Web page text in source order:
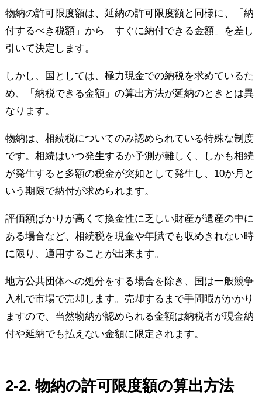
物納の許可限度額は、延納の許可限度額と同様に、「納
付するべき税額」から「すぐに納付できる金額」を差し
引いて決定します。
しかし、国としては、極力現金での納税を求めているた
め、「納税できる金額」の算出方法が延納のときとは異
なります。
物納は、相続税についてのみ認められている特殊な制度
です。相続はいつ発生するか予測が難しく、しかも相続
が発生すると多額の税金が突如として発生し、10か月と
いう期限で納付が求められます。
評価額ばかりが高くて換金性に乏しい財産が遺産の中に
ある場合など、相続税を現金や年賦でも収めきれない時
に限り、適用することが出来ます。
地方公共団体への処分をする場合を除き、国は一般競争
入札で市場で売却します。売却するまで手間暇がかかり
ますので、当然物納が認められる金額は納税者が現金納
付や延納でも払えない金額に限定されます。
2-2. 物納の許可限度額の算出方法